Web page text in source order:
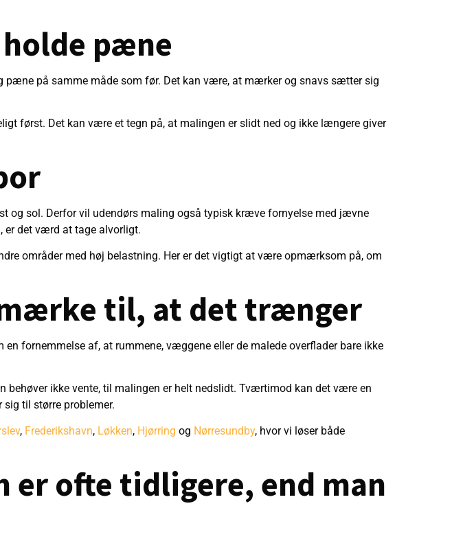
pæne
på samme måde som før. Det kan være, at mærker og snavs sætter sig
først. Det kan være et tegn på, at malingen er slidt ned og ikke længere giver
og sol. Derfor vil udendørs maling også typisk kræve fornyelse med jævne
er det værd at tage alvorligt.
områder med høj belastning. Her er det vigtigt at være opmærksom på, om
til, at det trænger
fornemmelse af, at rummene, væggene eller de malede overflader bare ikke
behøver ikke vente, til malingen er helt nedslidt. Tværtimod kan det være en
til større problemer.
, Frederikshavn, Løkken, Hjørring og Nørresundby, hvor vi løser både
er ofte tidligere, end man